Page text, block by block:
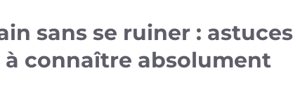
sans se ruiner : astuces
connaître absolument